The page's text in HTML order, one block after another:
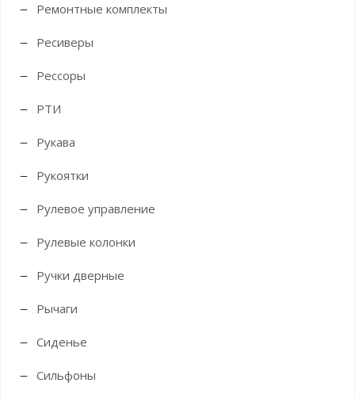
Ремонтные комплекты
Ресиверы
Рессоры
РТИ
Рукава
Рукоятки
Рулевое управление
Рулевые колонки
Ручки дверные
Рычаги
Сиденье
Сильфоны